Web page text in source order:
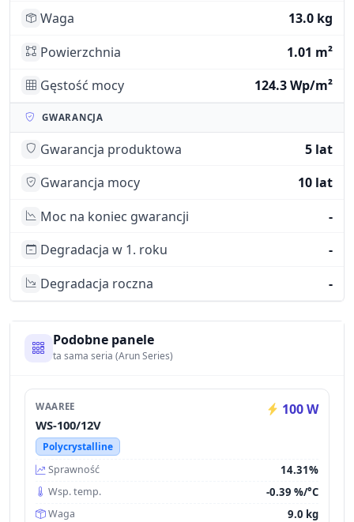
Waga
13.0 kg
Powierzchnia
1.01 m²
Gęstość mocy
124.3 Wp/m²
GWARANCJA
Gwarancja produktowa
5 lat
Gwarancja mocy
10 lat
Moc na koniec gwarancji
-
Degradacja w 1. roku
-
Degradacja roczna
-
Podobne panele
ta sama seria (Arun Series)
WAAREE 100 W
WS-100/12V
Polycrystalline
Sprawność
14.31%
Wsp. temp. -0.39 %/°C
Waga 9.0 kg